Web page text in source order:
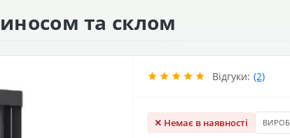
та склом
Відгуки: (2)
✕ Немає в наявності